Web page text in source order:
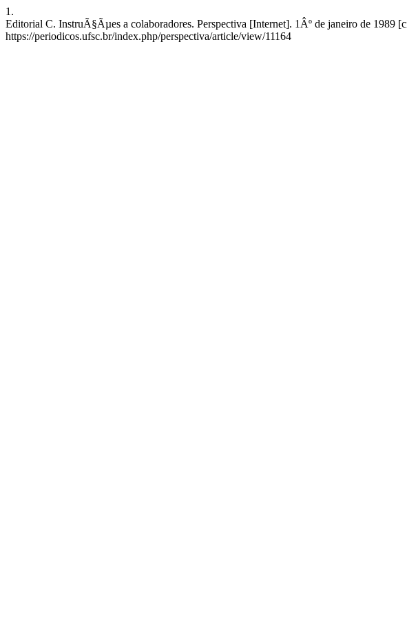
1.
Editorial C. InstruÃ§Ãµes a colaboradores. Perspectiva [Internet]. 1Âº de janeiro de 1989
https://periodicos.ufsc.br/index.php/perspectiva/article/view/11164